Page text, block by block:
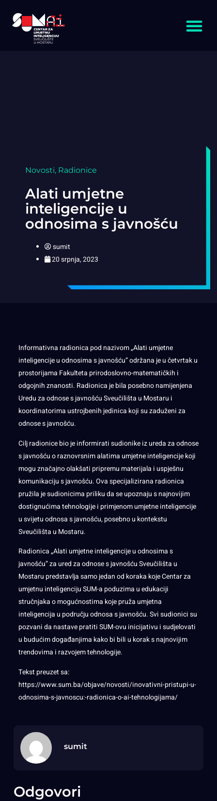
Novosti, Radionice
Alati umjetne
inteligencije u
odnosima s javnošću
sumit
20 srpnja, 2023
Informativna radionica pod nazivom „Alati umjetne
inteligencije u odnosima s javnošću” održana je u četvrtak u
prostorijama Fakulteta prirodoslovno-matematičkih i
odgojnih znanosti. Radionica je bila posebno namijenjena
Uredu za odnose s javnošću Sveučilišta u Mostaru i
koordinatorima ustrojbenih jedinica koji su zaduženi za
odnose s javnošću.
Cilj radionice bio je informirati sudionike iz ureda za odnose
s javnošću o raznovrsnim alatima umjetne inteligencije koji
mogu značajno olakšati pripremu materijala i uspješnu
komunikaciju s javnošću. Ova specijalizirana radionica
pružila je sudionicima priliku da se upoznaju s najnovijim
dostignućima tehnologije i primjenom umjetne inteligencije
u svijetu odnosa s javnošću, posebno u kontekstu
Sveučilišta u Mostaru.
Radionica „Alati umjetne inteligencije u odnosima s
javnošću” za ured za odnose s javnošću Sveučilišta u
Mostaru predstavlja samo jedan od koraka koje Centar za
umjetnu inteligenciju SUM-a poduzima u edukaciji
stručnjaka o mogućnostima koje pruža umjetna
inteligencija u području odnosa s javnošću. Svi sudionici su
pozvani da nastave pratiti SUM-ovu inicijativu i sudjelovati
u budućim događanjima kako bi bili u korak s najnovijim
trendovima i razvojem tehnologije.
Tekst preuzet sa:
https://www.sum.ba/objave/novosti/inovativni-pristupi-u-
odnosima-s-javnoscu:-radionica-o-ai-tehnologijama/
sumit
Odgovori